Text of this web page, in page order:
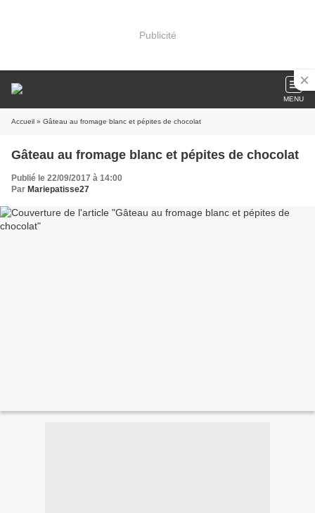
Publicité
MENU
Accueil » Gâteau au fromage blanc et pépites de chocolat
Gâteau au fromage blanc et pépites de chocolat
Publié le 22/09/2017 à 14:00
Par Mariepatisse27